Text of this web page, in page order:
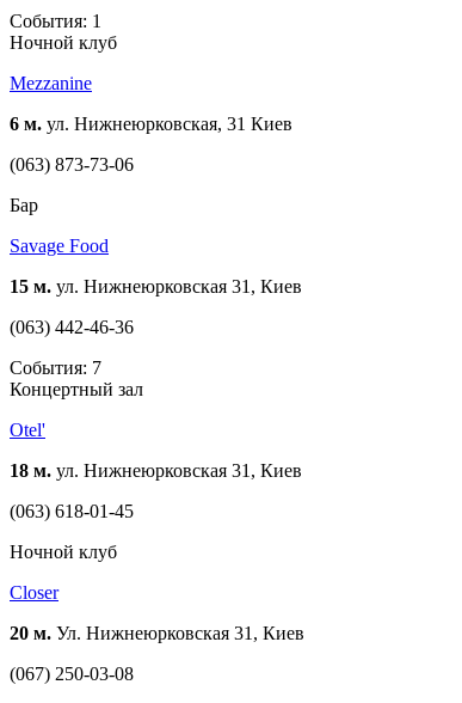
События: 1
Ночной клуб
Mezzanine
6 м. ул. Нижнеюрковская, 31 Киев
(063) 873-73-06
Бар
Savage Food
15 м. ул. Нижнеюрковская 31, Киев
(063) 442-46-36
События: 7
Концертный зал
Otel'
18 м. ул. Нижнеюрковская 31, Киев
(063) 618-01-45
Ночной клуб
Closer
20 м. Ул. Нижнеюрковская 31, Киев
(067) 250-03-08